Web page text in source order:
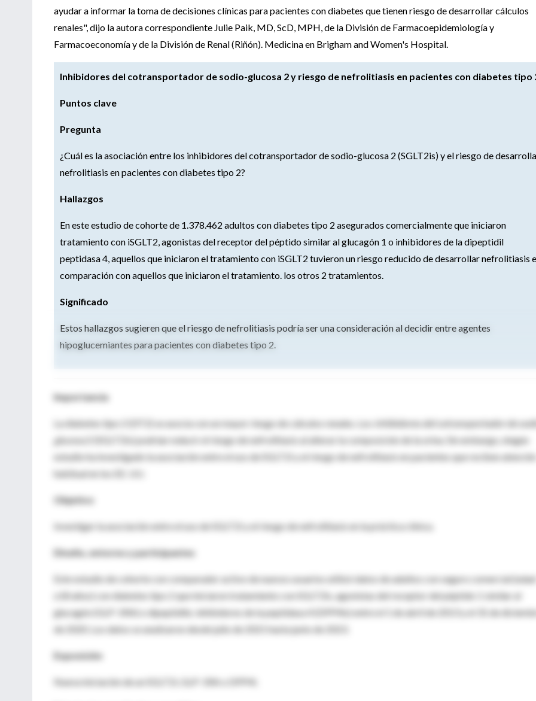
ayudar a informar la toma de decisiones clínicas para pacientes con diabetes que tienen riesgo de desarrollar cálculos
renales", dijo la autora correspondiente Julie Paik, MD, ScD, MPH, de la División de Farmacoepidemiología y
Farmacoeconomía y de la División de Renal (Riñón). Medicina en Brigham and Women's Hospital.
Inhibidores del cotransportador de sodio-glucosa 2 y riesgo de nefrolitiasis en pacientes con diabetes tipo
Puntos clave
Pregunta
¿Cuál es la asociación entre los inhibidores del cotransportador de sodio-glucosa 2 (SGLT2is) y el riesgo de
nefrolitiasis en pacientes con diabetes tipo 2?
Hallazgos
En este estudio de cohorte de 1.378.462 adultos con diabetes tipo 2 asegurados comercialmente que iniciaron
tratamiento con iSGLT2, agonistas del receptor del péptido similar al glucagón 1 o inhibidores de la dipeptidil
peptidasa 4, aquellos que iniciaron el tratamiento con iSGLT2 tuvieron un riesgo reducido de desarrollar nefrolitiasis
comparación con aquellos que iniciaron el tratamiento. los otros 2 tratamientos.
Significado
Estos hallazgos sugieren que el riesgo de nefrolitiasis podría ser una consideración al decidir entre agentes
hipoglucemiantes para pacientes con diabetes tipo 2.
Importancia
La diabetes tipo 2 (DT2) se asocia con un mayor riesgo de cálculos renales. Los
inhibidores del cotransportador de
glucosa 2 (SGLT2is) podrían reducir el riesgo de nefrolitiasis al alterar la composición de la orina. Sin embargo, ningún
estudio ha investigado la asociación entre el uso de SGLT2i y el riesgo de nefrolitiasis en pacientes que reciben
habitual en los EE. UU.
Objetivo
Investigar la asociación entre el uso de SGLT2i y el riesgo de nefrolitiasis en la práctica clínica.
Diseño, entorno y participantes
Este estudio de cohorte con comparador activo de nuevos usuarios utilizó datos de adultos con seguro comercial (edad
≥18 años) con diabetes tipo 2 que iniciaron tratamiento con SGLT2is, agonistas del receptor del péptido 1 similar al
glucagón (GLP-1RA) o dipeptidilo. inhibidores de la peptidasa 4 (DPP4is) entre el 1 de abril de 2013 y el 31 de
de 2020. Los datos se analizaron desde julio de 2021 hasta junio de 2023.
Exposición
Nueva iniciación de un SGLT2i, GLP-1RA o DPP4i.